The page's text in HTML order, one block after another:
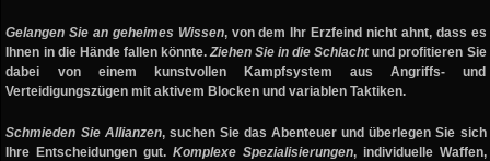
Gelangen Sie an geheimes Wissen, von dem Ihr Erzfeind nicht ahnt, dass es
Ihnen in die Hände fallen könnte.Ziehen Sie in die Schlachtund profitieren Sie
dabei von einem kunstvollen Kampfsystem aus Angriffs- und
Verteidigungszügen mit aktivem Blocken und variablen Taktiken.
Schmieden Sie Allianzen, suchen Sie das Abenteuer und überlegen Sie sich
Ihre Entscheidungen gut. Komplexe Spezialisierungen, individuelle Waffen,